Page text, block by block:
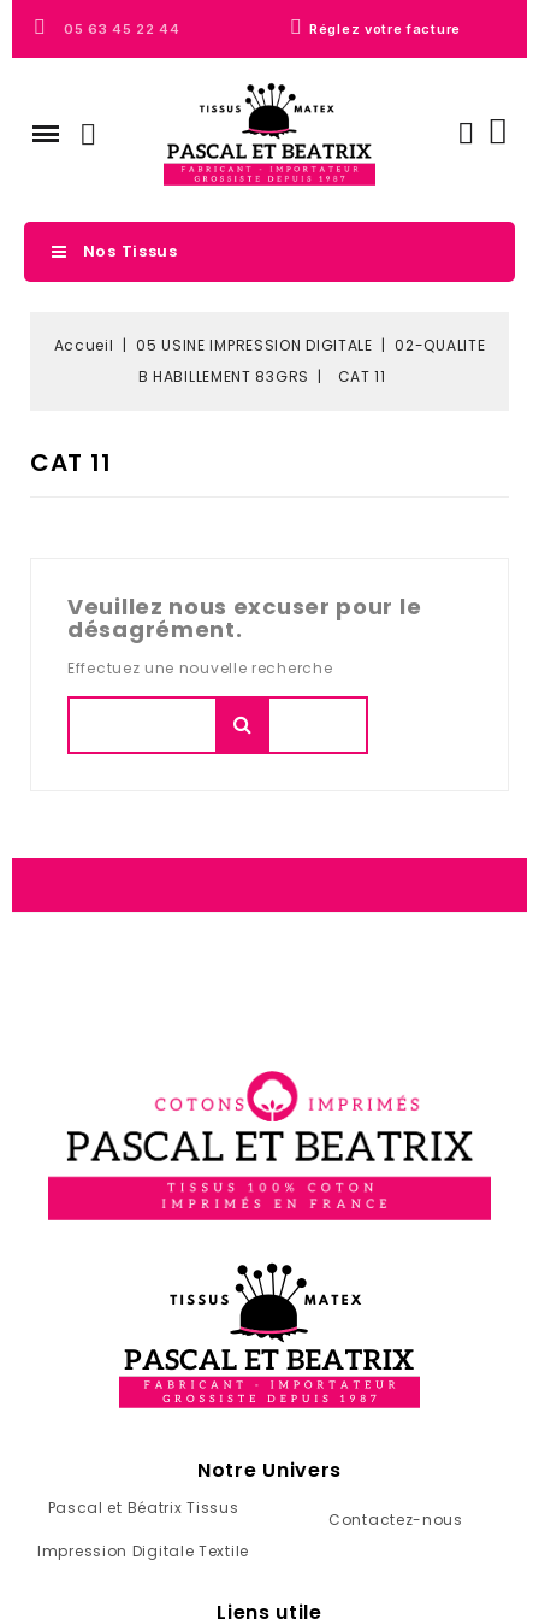
05 63 45 22 44 Réglez votre facture
Nos Tissus
Accueil 05 USINE IMPRESSION DIGITALE
02-QUALITE
B HABILLEMENT 83GRS
CAT 11
CAT 11
Veuillez nous excuser pour le
désagrément.
Effectuez une nouvelle recherche
Notre Univers
Pascal et Béatrix Tissus
Impression Digitale Textile
Contactez-nous
Liens utile